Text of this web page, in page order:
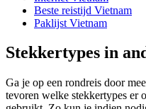
Beste reistijd Vietnam
Paklijst Vietnam
Stekkertypes in
Ga je op een rondreis door
tevoren welke stekkertypes er